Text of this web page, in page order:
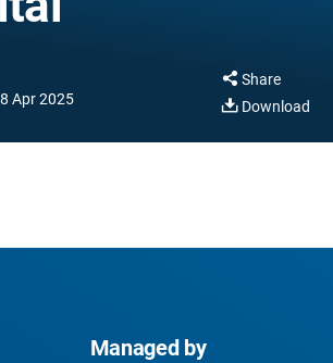
Apr 2025
Share
Download
Managed by